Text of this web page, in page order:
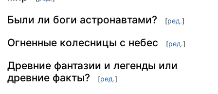
Были ли боги астронавтами? [ред.]
Огненные колесницы с небес [ред.]
Древние фантазии и легенды или
древние факты?
[ред.]